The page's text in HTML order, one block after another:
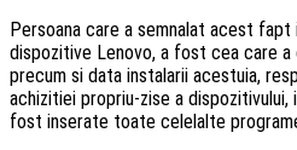
Persoana care a semnalat acest
dispozitive Lenovo, a fost cea care
precum si data instalarii acestuia,
achizitiei propriu-zise a dispozitivului,
fost inserate toate celelalte